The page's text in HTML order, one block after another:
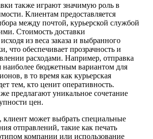
также играют значимую роль в
Клиентам предоставляется
между почтой, курьерской службой
Стоимость доставки
из веса заказа и выбранного
что обеспечивает прозрачность и
расходами. Например, отправка
наиболее бюджетным вариантом для
в то время как курьерская
тем, кто ценит оперативность.
предлагают уникальное сочетание
цен.
клиент может выбрать специальные
отправлений, такие как печать
компании или использование